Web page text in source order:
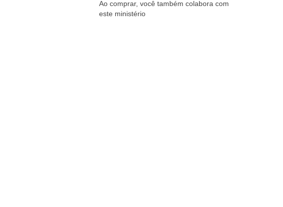
Ao comprar, você também colabora com
este ministério